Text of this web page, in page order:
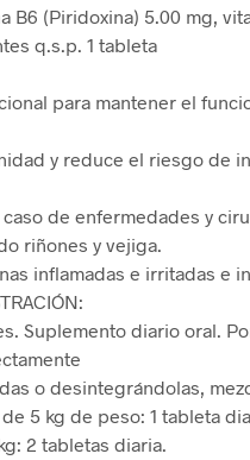
B6 (Piridoxina) 5.00 mg,
q.s.p. 1 tableta
para mantener el
y reduce el riesgo de
de enfermedades y
riñones y vejiga.
inflamadas e irritadas e
Suplemento diario oral.
o desintegrándolas,
5 kg de peso: 1 tableta
2 tabletas diaria.